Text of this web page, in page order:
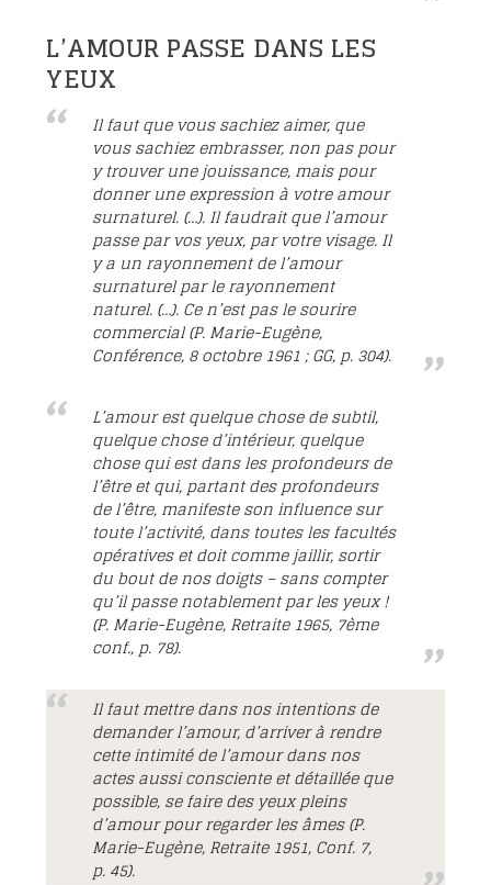
L’AMOUR PASSE DANS LES
YEUX
Il faut que vous sachiez aimer, que
vous sachiez embrasser, non pas pour
y trouver une jouissance, mais pour
donner une expression à votre amour
surnaturel. (…). Il faudrait que l’amour
passe par vos yeux, par votre visage. Il
y a un rayonnement de l’amour
surnaturel par le rayonnement
naturel. (…). Ce n’est pas le sourire
commercial (P. Marie-Eugène,
Conférence, 8 octobre 1961 ; GG, p. 304).
L’amour est quelque chose de subtil,
quelque chose d’intérieur, quelque
chose qui est dans les profondeurs de
l’être et qui, partant des profondeurs
de l’être, manifeste son influence sur
toute l’activité, dans toutes les facultés
opératives et doit comme jaillir, sortir
du bout de nos doigts – sans compter
qu’il passe notablement par les yeux !
(P. Marie-Eugène, Retraite 1965, 7ème
conf., p. 78).
Il faut mettre dans nos intentions de
demander l’amour, d’arriver à rendre
cette intimité de l’amour dans nos
actes aussi consciente et détaillée que
possible, se faire des yeux pleins
d’amour pour regarder les âmes (P.
Marie-Eugène, Retraite 1951, Conf. 7,
p. 45).